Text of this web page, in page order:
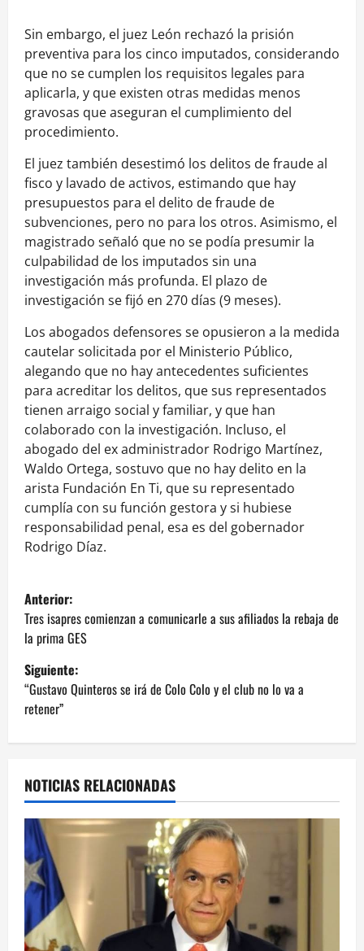
Sin embargo, el juez León rechazó la prisión
preventiva para los cinco imputados, considerando
que no se cumplen los requisitos legales para
aplicarla, y que existen otras medidas menos
gravosas que aseguran el cumplimiento del
procedimiento.
El juez también desestimó los delitos de fraude al
fisco y lavado de activos, estimando que hay
presupuestos para el delito de fraude de
subvenciones, pero no para los otros. Asimismo, el
magistrado señaló que no se podía presumir la
culpabilidad de los imputados sin una
investigación más profunda. El plazo de
investigación se fijó en 270 días (9 meses).
Los abogados defensores se opusieron a la medida
cautelar solicitada por el Ministerio Público,
alegando que no hay antecedentes suficientes
para acreditar los delitos, que sus representados
tienen arraigo social y familiar, y que han
colaborado con la investigación. Incluso, el
abogado del ex administrador Rodrigo Martínez,
Waldo Ortega, sostuvo que no hay delito en la
arista Fundación En Ti, que su representado
cumplía con su función gestora y si hubiese
responsabilidad penal, esa es del gobernador
Rodrigo Díaz.
N
a
v
e
c
i
ó
n
d
Anterior:
Tres isapres comienzan a comunicarle a sus afiliados la rebaja de
la prima GES
Siguiente:
“Gustavo Quinteros se irá de Colo Colo y el club no lo va a
retener”
NOTICIAS RELACIONADAS